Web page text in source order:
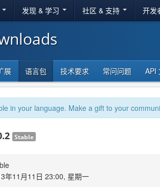
发现 & 学习 社区 & 支持 开发
展 语言包 技术要求 常问问题 API
in your language. Make a gift to your
Stable
年11月11日 23:00, 星期一